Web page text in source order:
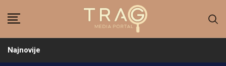
Najnovije